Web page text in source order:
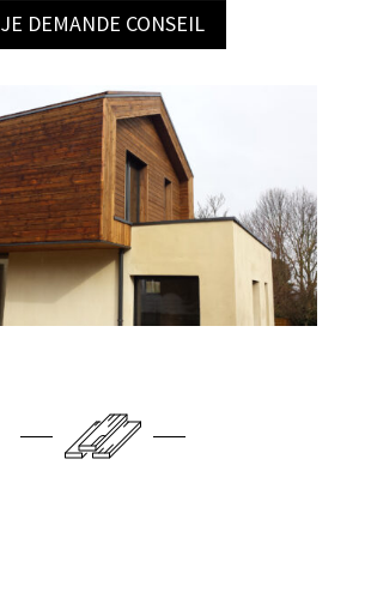
JE DEMANDE CONSEIL